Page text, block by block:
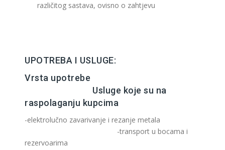
različitog sastava, ovisno o zahtjevu
UPOTREBA I USLUGE:
Vrsta upotrebe
Usluge koje su na
raspolaganju kupcima
-elektrolučno zavarivanje i rezanje metala
-transport u bocama i
rezervoarima